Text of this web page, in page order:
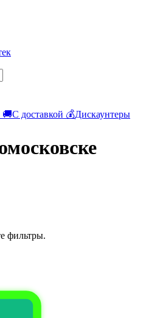
🚚С доставкой 💰Дискаунтеры
фильтры.